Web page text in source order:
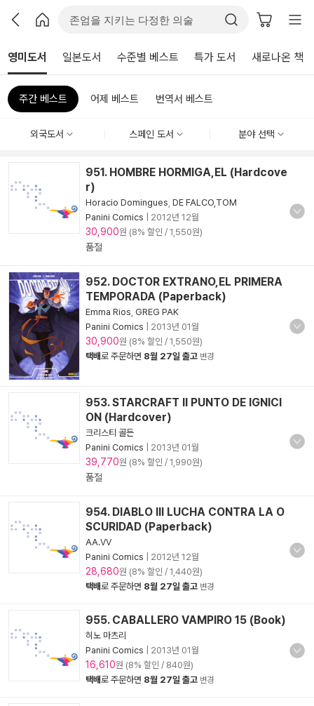
영미도서 일본도서 수준별 베스트 특가 도서 새로나온 책
주간 베스트 어제 베스트 번역서 베스트
외국도서 스페인 도서 분야 선택
951. HOMBRE HORMIGA,EL (Hardcove
r)
Horacio Domingues DE FALCO,TOM
Panini Comics
2012년 12월
30,900원 (8% 할인 / 1,550원)
품절
952. DOCTOR EXTRANO,EL PRIMERA
TEMPORADA (Paperback)
Emma Rios GREG PAK
Panini Comics
2013년 01월
30,900원 (8% 할인 / 1,550원)
택배로 주문하면 8월 27일 출고 변경
953. STARCRAFT II PUNTO DE IGNICI
ON (Hardcover)
크리스티 골든
Panini Comics
2013년 01월
39,770원 (8% 할인 / 1,990원)
품절
954. DIABLO III LUCHA CONTRA LA O
SCURIDAD (Paperback)
AA.VV
Panini Comics
2012년 12월
28,680원 (8% 할인 / 1,440원)
택배로 주문하면 8월 27일 출고 변경
955. CABALLERO VAMPIRO 15 (Book)
히노 마츠리
Panini Comics
2013년 01월
16,610원 (8% 할인 / 840원)
택배로 주문하면 8월 27일 출고 변경